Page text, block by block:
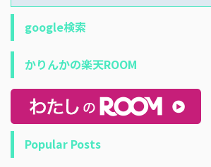
google検索
かりんかの楽天ROOM
Popular Posts